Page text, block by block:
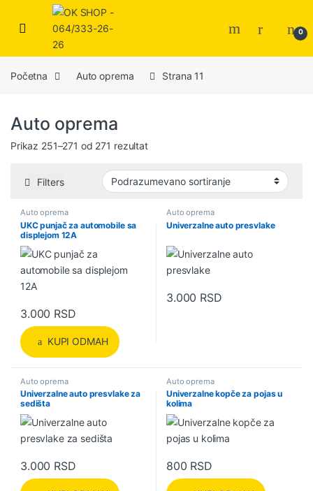
0
Početna Auto oprema Strana 11
Auto oprema
Prikaz 251–271 od 271 rezultat
Filters
Auto oprema
UKC punjač za automobile sa
displejom 12A
3.000 RSD
KUPI ODMAH
Auto oprema
Univerzalne auto presvlake
3.000 RSD
Ovaj proizvod ima više
Auto oprema
Univerzalne auto presvlake za
sedišta
3.000 RSD
Auto oprema
Univerzalne kopče za pojas u
kolima
800 RSD